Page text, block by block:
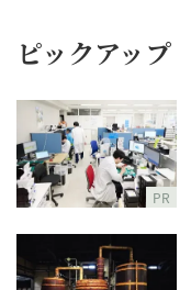
ピックアップ
PR